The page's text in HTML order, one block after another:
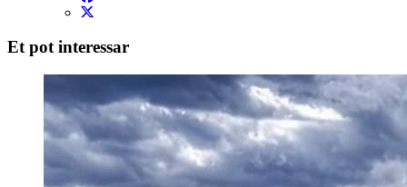
Et pot interessar